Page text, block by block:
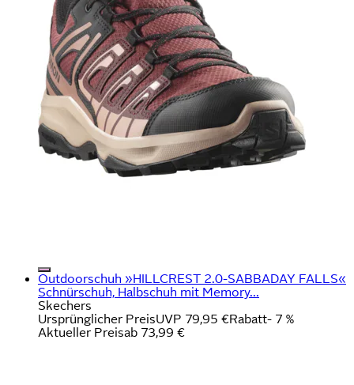
Outdoorschuh »HILLCREST 2.0-SABBADAY FALLS«
Schnürschuh, Halbschuh mit Memory...
Skechers
Ursprünglicher PreisUVP 79,95 €Rabatt- 7 %
Aktueller Preisab 73,99 €